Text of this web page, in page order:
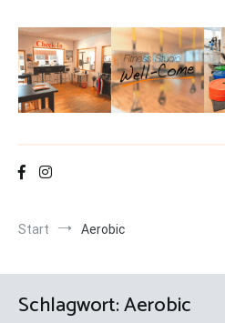
Inhalt
springen
Fitness-Studio Well-Come
Start Aerobic
Schlagwort:Aerobic